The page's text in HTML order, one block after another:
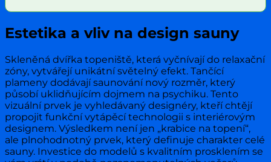
Estetika a vliv na design sauny
Skleněná dvířka topeniště, která vyčnívají do relaxační
zóny, vytvářejí unikátní světelný efekt. Tančící
plameny dodávají saunování nový rozměr, který
působí uklidňujícím dojmem na psychiku. Tento
vizuální prvek je vyhledávaný designéry, kteří chtějí
propojit funkční vytápěcí technologii s interiérovým
designem. Výsledkem není jen „krabice na topení“,
ale plnohodnotný prvek, který definuje charakter celé
sauny. Investice do modelů s kvalitním prosklením se